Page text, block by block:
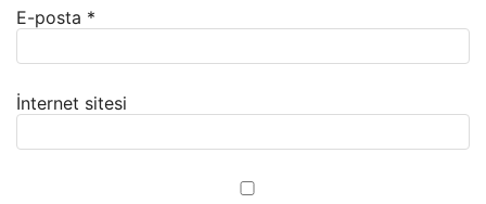
E-posta *
İnternet sitesi